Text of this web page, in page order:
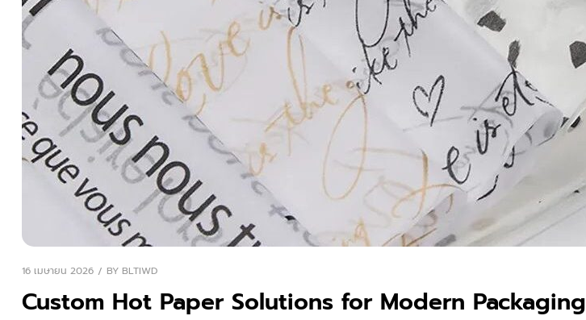
16 เมษายน 2026 BY BLTIWD
Custom Hot Paper Solutions for Modern Packaging